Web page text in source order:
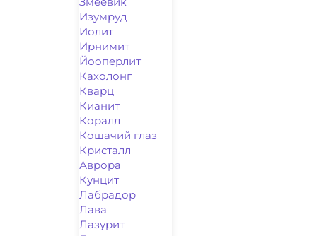
Изумруд
Иолит
Ирнимит
Йооперлит
Кахолонг
Кварц
Кианит
Коралл
Кошачий глаз
Кристалл
Аврора
Кунцит
Лабрадор
Лава
Лазурит